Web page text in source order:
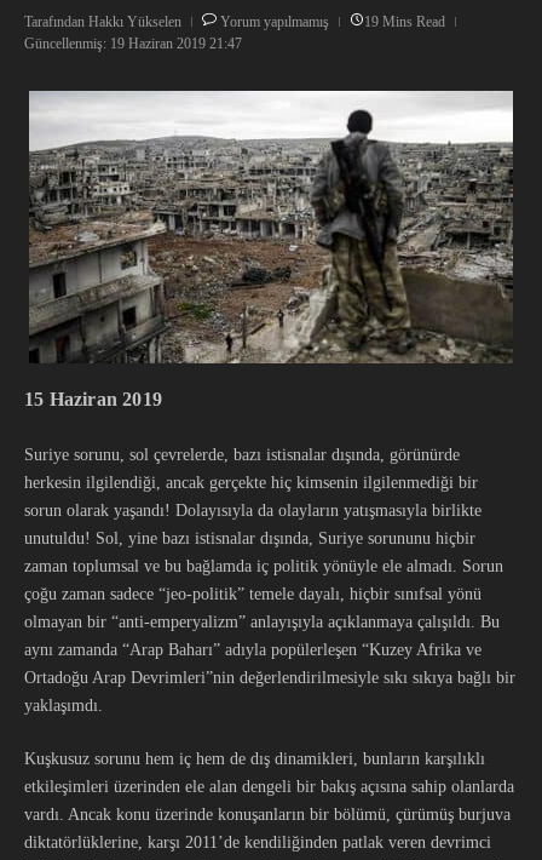
Tarafından Hakkı Yükselen Yorum yapılmamış
19 Mins Read
Güncellenmiş: 19 Haziran 2019 21:47
15 Haziran 2019
Suriye sorunu, sol çevrelerde, bazı istisnalar dışında, görünürde
herkesin ilgilendiği, ancak gerçekte hiç kimsenin ilgilenmediği bir
sorun olarak yaşandı! Dolayısıyla da olayların yatışmasıyla birlikte
unutuldu! Sol, yine bazı istisnalar dışında, Suriye sorununu hiçbir
zaman toplumsal ve bu bağlamda iç politik yönüyle ele almadı. Sorun
çoğu zaman sadece “jeo-politik” temele dayalı, hiçbir sınıfsal yönü
olmayan bir “anti-emperyalizm” anlayışıyla açıklanmaya çalışıldı. Bu
aynı zamanda “Arap Baharı” adıyla popülerleşen “Kuzey Afrika ve
Ortadoğu Arap Devrimleri”nin değerlendirilmesiyle sıkı sıkıya bağlı bir
yaklaşımdı.
Kuşkusuz sorunu hem iç hem de dış dinamikleri, bunların karşılıklı
etkileşimleri üzerinden ele alan dengeli bir bakış açısına sahip olanlarda
vardı. Ancak konu üzerinde konuşanların bir bölümü, çürümüş burjuva
diktatörlüklerine, karşı 2011’de kendiliğinden patlak veren devrimci